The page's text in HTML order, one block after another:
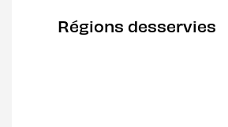
Régions desservies